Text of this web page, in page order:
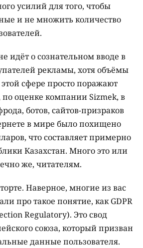
усилий для того, чтобы
и не множить количество
идёт о сознательном вводе в
рекламы, хотя объёмы
сфере просто поражают
по оценке компании Sizmek, в
ботов, сайтов-призраков
в мире было похищено
что составляет примерно
Казахстан. Много это или
же, читателям.
Наверное, многие из вас
про такое понятие, как GDPR
Regulatory). Это свод
союза, который призван
данные пользователя.